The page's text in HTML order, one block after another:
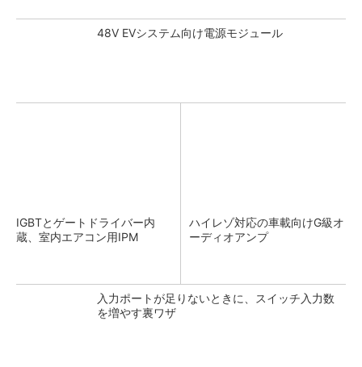
48V EVシステム向け電源モジュール
IGBTとゲートドライバー内
蔵、室内エアコン用IPM
ハイレゾ対応の車載向けG級オ
ーディオアンプ
入力ポートが足りないときに、スイッチ入力数
を増やす裏ワザ